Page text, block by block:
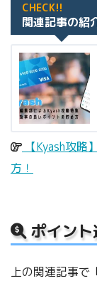
CHECK!!
関連記事の紹
【Kyash攻
方！
ポイン
上の関連記事で